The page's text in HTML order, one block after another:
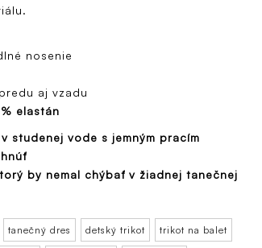
nosenie
aj vzadu
elastán
studenej vode s jemným pracím
by nemal chýbať v žiadnej tanečnej
tanečný dres detský trikot trikot na balet